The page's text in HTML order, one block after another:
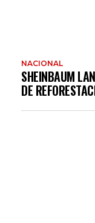
NACIONAL
SHEINBAUM
DE